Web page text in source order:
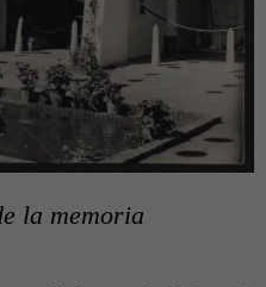
la memoria